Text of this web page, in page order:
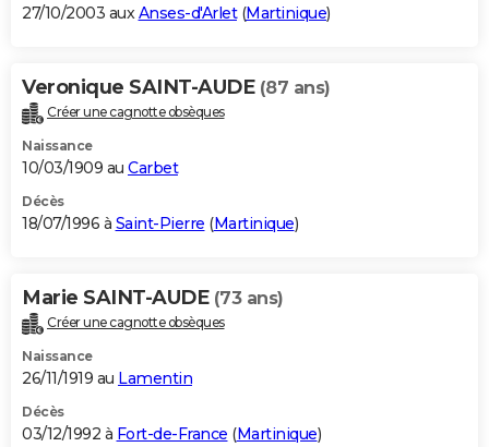
27/10/2003 auxAnses-d'Arlet(Martinique)
Veronique SAINT-AUDE (87 ans)
Créer une cagnotte obsèques
Naissance
10/03/1909 au Carbet
Décès
18/07/1996 à Saint-Pierre (Martinique)
Marie SAINT-AUDE (73 ans)
Créer une cagnotte obsèques
Naissance
26/11/1919 au Lamentin
Décès
03/12/1992 à Fort-de-France (Martinique)